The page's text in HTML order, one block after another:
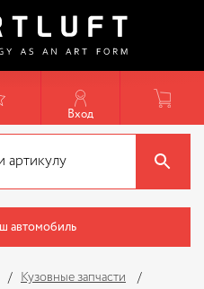
Вход
автомобиль
Кузовные запчасти